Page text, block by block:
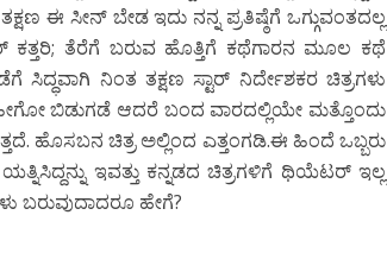
ಈ ಸೀನ್ ಬೇಡ ಇದು ನನ್ನ ಪ್ರತಿಷ್ಠೆಗೆ ಒಗ್ಗುವಂತದಲ್ಲ
ಕತ್ತರಿ; ತೆರೆಗೆ ಬರುವ ಹೊತ್ತಿಗೆ ಕಥೆಗಾರನ ಮೂಲ ಕಥೆ
ಸಿದ್ಧವಾಗಿ ನಿಂತ ತಕ್ಷಣ ಸ್ಟಾರ್ ನಿರ್ದೇಶಕರ ಚಿತ್ರಗಳು
ಬಿಡುಗಡೆ ಆದರೆ ಬಂದ ವಾರದಲ್ಲಿಯೇ ಮತ್ತೊಂದು
ಹೊಸಬನ ಚಿತ್ರ ಅಲ್ಲಿಂದ ಎತ್ತಂಗಡಿ.ಈ ಹಿಂದೆ ಒಬ್ಬರು
ಇವತ್ತು ಕನ್ನಡದ ಚಿತ್ರಗಳಿಗೆ ಥಿಯೆಟರ್ ಇಲ್ಲ
ಬರುವುದಾದರೂ ಹೇಗೆ?